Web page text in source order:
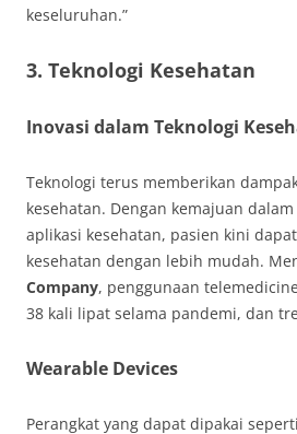
keseluruhan.”
3. Teknologi Kesehatan
Inovasi dalam Teknologi
Teknologi terus memberikan
kesehatan. Dengan kemajuan
aplikasi kesehatan, pasien kini
kesehatan dengan lebih mudah.
Company, penggunaan
38 kali lipat selama pandemi, dan
Wearable Devices
Perangkat yang dapat dipakai